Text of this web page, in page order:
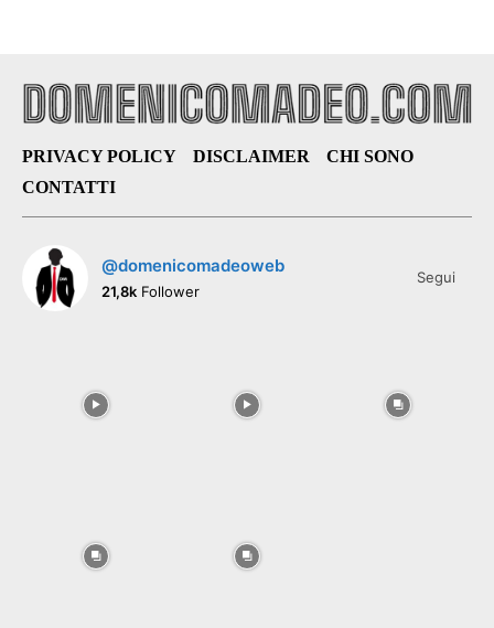
PRIVACY POLICY DISCLAIMER
CHI SONO
CONTATTI
@domenicomadeoweb
21,8k Follower
Segui